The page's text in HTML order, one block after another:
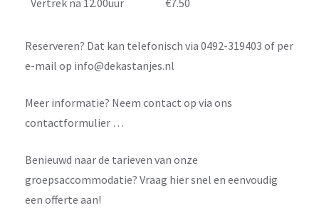
Vertrek na 12.00uur €7.50
Reserveren? Dat kan telefonisch via 0492-319403 of per
e-mail op info@dekastanjes.nl
Meer informatie? Neem contact op via ons
contactformulier …
Benieuwd naar de tarieven van onze
groepsaccommodatie? Vraag hier snel en eenvoudig
een offerte aan!